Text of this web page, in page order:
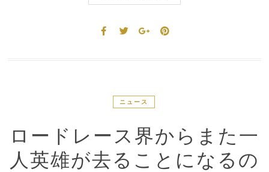
ニュース
ロードレース界からまた一
人英雄が去ることになるの